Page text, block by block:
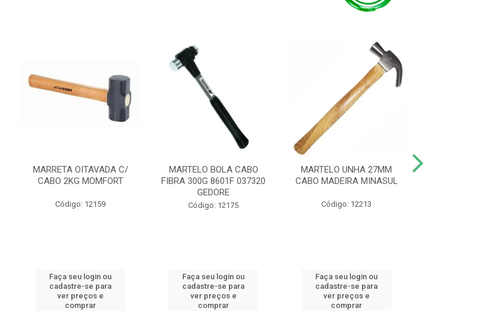
MARRETA OITAVADA C/
CABO 2KG MOMFORT
Código: 12159
Faça seu login ou
cadastre-se para
ver preços e
comprar
MARTELO BOLA CABO
FIBRA 300G 8601F 037320
GEDORE
Código: 12175
Faça seu login ou
cadastre-se para
ver preços e
comprar
MARTELO UNHA 27MM
CABO MADEIRA MINASUL
Código: 12213
Faça seu login ou
cadastre-se para
ver preços e
comprar